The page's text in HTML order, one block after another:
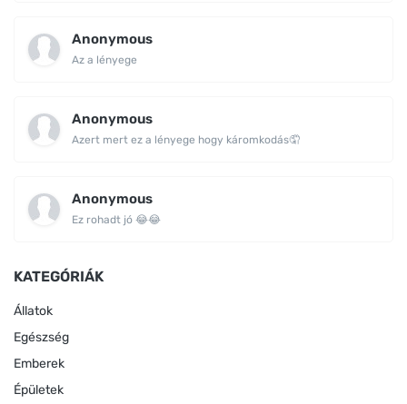
Anonymous
Az a lényege
Anonymous
Azert mert ez a lényege hogy káromkodás🤦
Anonymous
Ez rohadt jó 😂😂
KATEGÓRIÁK
Állatok
Egészség
Emberek
Épületek